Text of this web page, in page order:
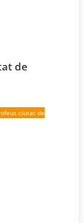
de
ciutat de